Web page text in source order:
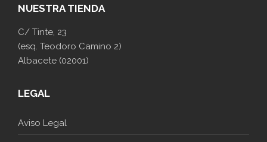
NUESTRA TIENDA
C/ Tinte, 23
(esq. Teodoro Camino 2)
Albacete (02001)
LEGAL
Aviso Legal